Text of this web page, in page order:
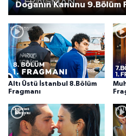
Doğanın Kanunu 9.Bölüm
Altı Üstü İstanbul 8.Bölüm
Fragmanı